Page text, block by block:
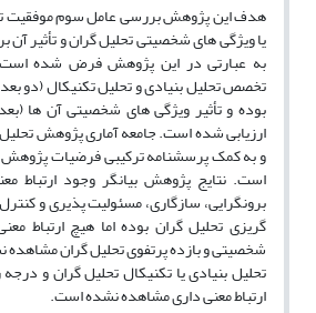
هدف این پژوهش بررسی عامل سوم موفقیت
یا ویژگی های شخصیتی تحلیل گران و تأثیر آن
به عبارتی در این پژوهش فرض شده است
تخصص تحلیل بنیادی و تحلیل تکنیکال (دو
بوده و تأثیر ویژگی های شخصیتی آن ها
ارزیابی شده است. جامعه آماری پژوهش تحلیل
و به کمک پرسشنامه ترکیبی فرضیات پژوهش
است. نتایج پژوهش بیانگر وجود ارتباط
برونگرایی، سازگاری، مسئولیت پذیری و
گریزی تحلیل گران بوده اما هیچ ارتباط
شخصیتی و بازده پرتفوی تحلیل گران مشاهده
تحلیل بنیادی یا تکنیکال تحلیل گران و
ارتباط معنی داری مشاهده نشده است.